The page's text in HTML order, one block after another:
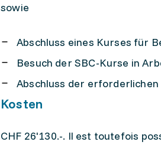
sowie
Abschluss eines Kurses für
Besuch der SBC-Kurse in
Abschluss der
Kosten
CHF 26'130.-. Il est toutefois